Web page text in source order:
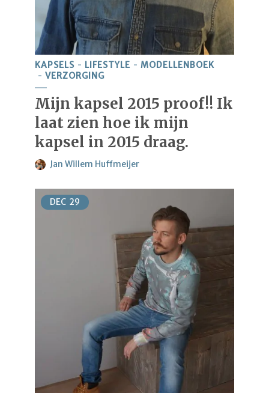
KAPSELS LIFESTYLE
MODELLENBOEK
VERZORGING
Mijn kapsel 2015 proof!! Ik
laat zien hoe ik mijn
kapsel in 2015 draag.
Jan Willem Huffmeijer
DEC 29